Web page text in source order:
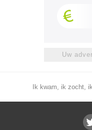
Uw
Ik kwam, ik zocht,